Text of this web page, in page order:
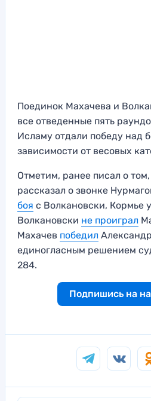
Поединок Махачева и
все отведенные пять
Исламу отдали победу над
зависимости от весовых
Отметим, ранее писал о
рассказал о звонке
боя с Волкановски, Кормье
Волкановски не проиграл
Махачев победил
единогласным решением
284.
Подпишись на